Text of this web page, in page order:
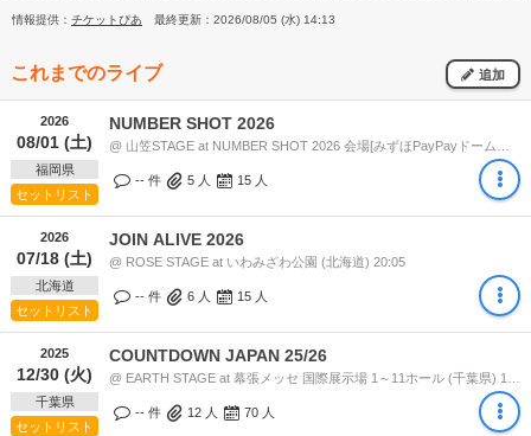
情報提供： チケットぴあ 最終更新：2026/08/05 (水) 14:13
これまでのライブ 追加
2026
08/01 (土)
福岡県
セットリスト
NUMBER SHOT 2026
-- 件 5 人 15 人
2026
07/18 (土)
北海道
セットリスト
JOIN ALIVE 2026
@ ROSE STAGE at いわみざわ公園 (北海道) 20:05
-- 件 6 人 15 人
2025
12/30 (火)
千葉県
セットリスト
COUNTDOWN JAPAN 25/26
-- 件 12 人 70 人